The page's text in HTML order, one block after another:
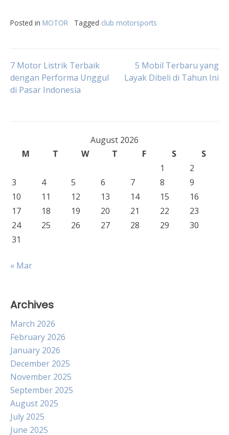
Posted in MOTOR Tagged club motorsports
Post
navigation
7 Motor Listrik Terbaik
dengan Performa Unggul
di Pasar Indonesia
5 Mobil Terbaru yang
Layak Dibeli di Tahun Ini
August 2026
M
T W T F S
S
1
2
3
4 5 6 7 8
9
10
11 12 13 14 15
16
17
18 19 20 21 22
23
24
25 26 27 28 29
30
31
« Mar
Archives
March 2026
February 2026
January 2026
December 2025
November 2025
September 2025
August 2025
July 2025
June 2025